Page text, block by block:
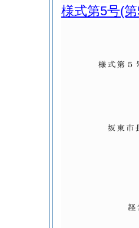
様式第5号(